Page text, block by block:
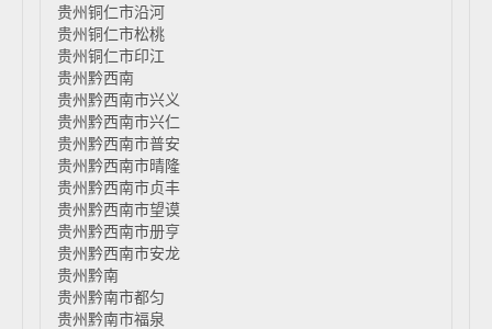
贵州铜仁市沿河
贵州铜仁市松桃
贵州铜仁市印江
贵州黔西南
贵州黔西南市兴义
贵州黔西南市兴仁
贵州黔西南市普安
贵州黔西南市晴隆
贵州黔西南市贞丰
贵州黔西南市望谟
贵州黔西南市册亨
贵州黔西南市安龙
贵州黔南
贵州黔南市都匀
贵州黔南市福泉